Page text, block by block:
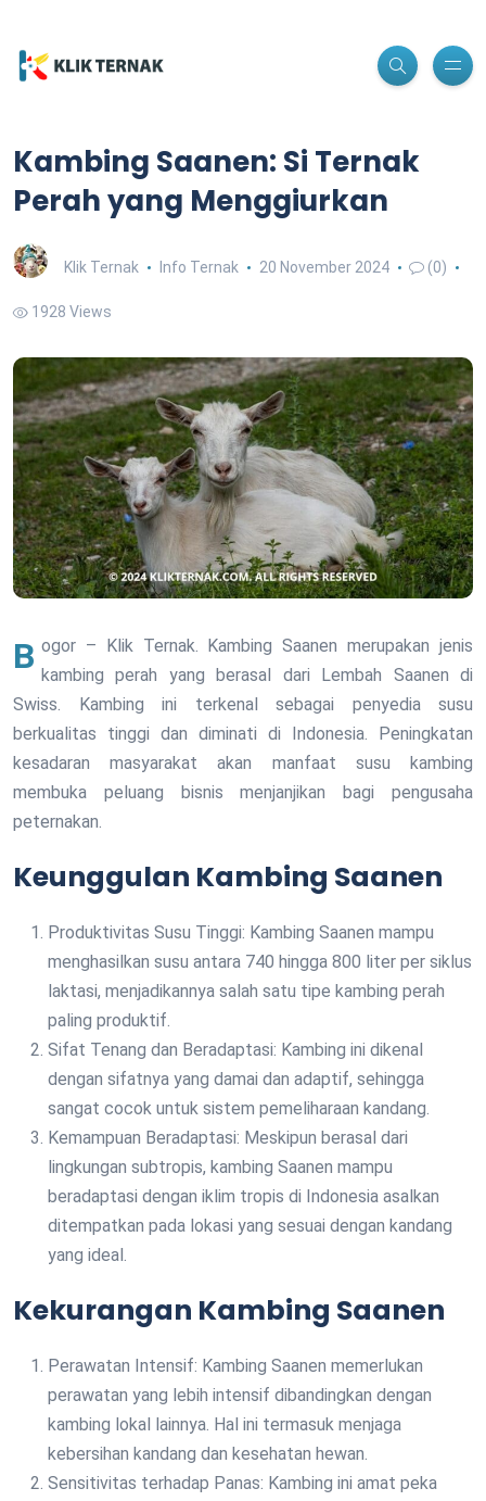
Kambing Saanen: Si Ternak
Perah yang Menggiurkan
Klik Ternak Info Ternak 20 November 2024 (0)
1928 Views
Bogor – Klik Ternak. Kambing Saanen merupakan jenis kambing perah yang berasal dari Lembah Saanen di
Swiss. Kambing ini terkenal sebagai penyedia susu
berkualitas tinggi dan diminati di Indonesia. Peningkatan
kesadaran masyarakat akan manfaat susu kambing
membuka peluang bisnis menjanjikan bagi pengusaha
peternakan.
Keunggulan Kambing Saanen
Produktivitas Susu Tinggi: Kambing Saanen mampu
menghasilkan susu antara 740 hingga 800 liter per siklus
laktasi, menjadikannya salah satu tipe kambing perah
paling produktif.
Sifat Tenang dan Beradaptasi: Kambing ini dikenal
dengan sifatnya yang damai dan adaptif, sehingga
sangat cocok untuk sistem pemeliharaan kandang.
Kemampuan Beradaptasi: Meskipun berasal dari
lingkungan subtropis, kambing Saanen mampu
beradaptasi dengan iklim tropis di Indonesia asalkan
ditempatkan pada lokasi yang sesuai dengan kandang
yang ideal.
Kekurangan Kambing Saanen
Perawatan Intensif: Kambing Saanen memerlukan
perawatan yang lebih intensif dibandingkan dengan
kambing lokal lainnya. Hal ini termasuk menjaga
kebersihan kandang dan kesehatan hewan.
Sensitivitas terhadap Panas: Kambing ini amat peka